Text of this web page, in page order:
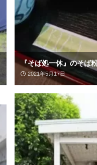
『そば処一休』のそば
2021年5月17日